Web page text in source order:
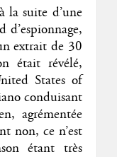
la suite d’une
d’espionnage,
extrait de 30
était révélé,
States of
conduisant
agrémentée
non, ce n’est
étant très